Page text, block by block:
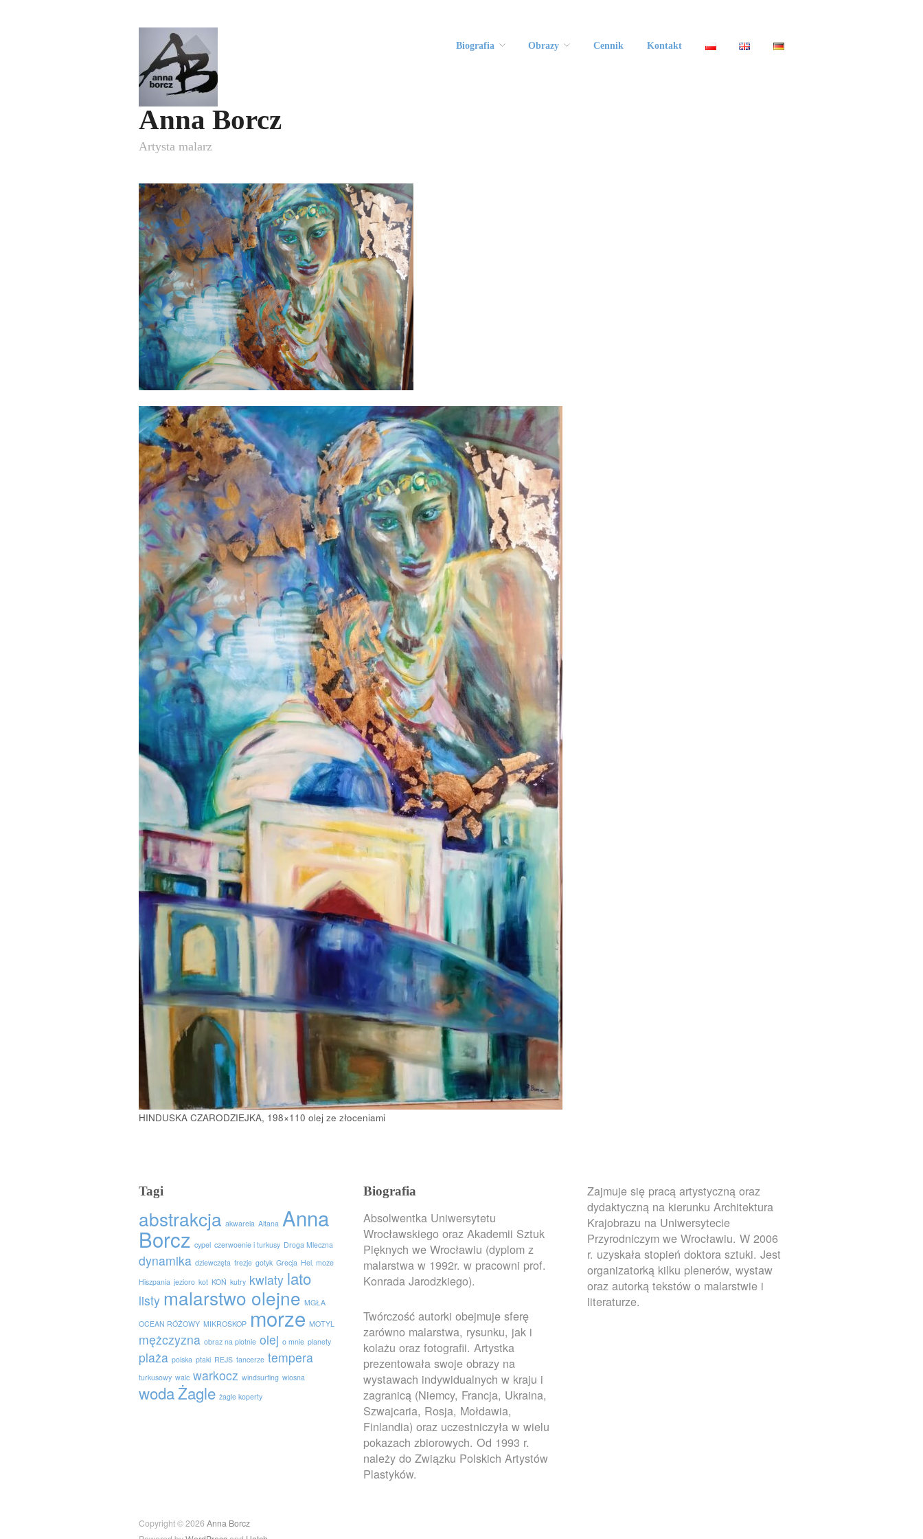
Anna Borcz
Artysta malarz
Biografia Obrazy Cennik Kontakt
HINDUSKA CZARODZIEJKA, 198×110 olej ze złoceniami
Tagi
abstrakcja akwarela Altana Anna
Borcz cypel czerwoenie i turkusy Droga Mleczna
dynamika dziewczęta frezje gotyk Grecja Hel. moze
Hiszpania jezioro kot KOŃ kutry kwiaty lato
listy malarstwo olejne MGŁA
OCEAN RÓŻOWY MIKROSKOP morze MOTYL
mężczyzna obraz na plotnie olej o mnie planety
plaża polska ptaki REJS tancerze tempera
turkusowy walc warkocz windsurfing wiosna
wodaŻagle żagle koperty
Biografia
Absolwentka Uniwersytetu
Wrocławskiego oraz Akademii Sztuk
Pięknych we Wrocławiu (dyplom z
malarstwa w 1992r. w pracowni prof.
Konrada Jarodzkiego).
Twórczość autorki obejmuje sferę
zarówno malarstwa, rysunku, jak i
kolażu oraz fotografii. Artystka
prezentowała swoje obrazy na
wystawach indywidualnych w kraju i
zagranicą (Niemcy, Francja, Ukraina,
Szwajcaria, Rosja, Mołdawia,
Finlandia) oraz uczestniczyła w wielu
pokazach zbiorowych. Od 1993 r.
należy do Związku Polskich Artystów
Plastyków.
Zajmuje się pracą artystyczną oraz
dydaktyczną na kierunku Architektura
Krajobrazu na Uniwersytecie
Przyrodniczym we Wrocławiu. W 2006
r. uzyskała stopień doktora sztuki. Jest
organizatorką kilku plenerów, wystaw
oraz autorką tekstów o malarstwie i
literaturze.
Copyright © 2026 Anna Borcz